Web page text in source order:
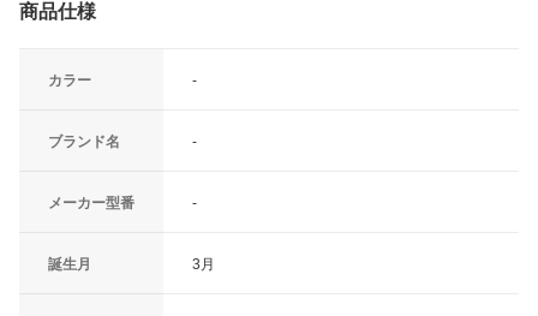
商品仕様
カラー -
ブランド名 -
メーカー型番 -
誕生月 3月